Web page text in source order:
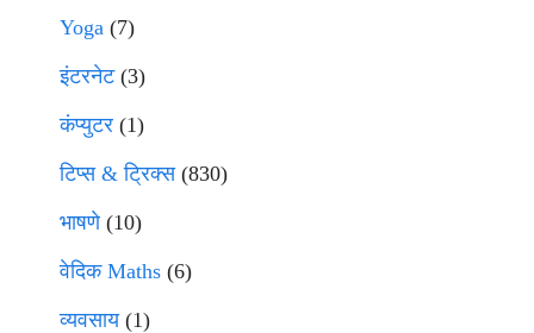
Yoga (7)
इंटरनेट(3)
कंप्युटर (1)
टिप्स & ट्रिक्स(830)
भाषणे(10)
वेदिक Maths (6)
व्यवसाय(1)